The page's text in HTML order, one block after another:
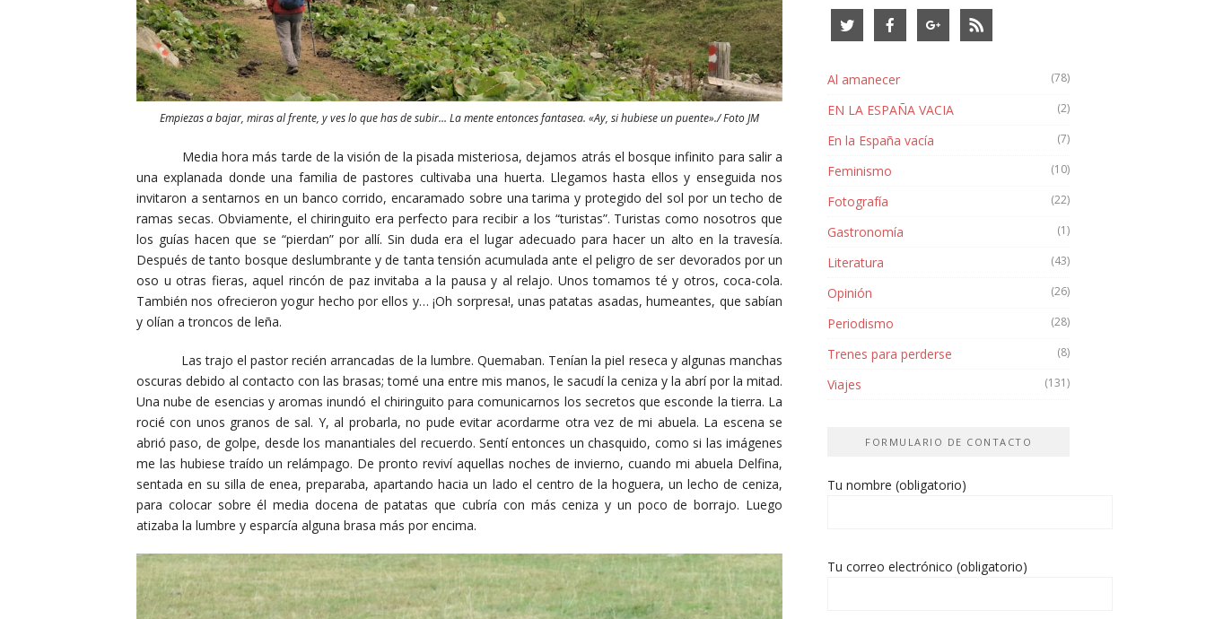
Empiezas a bajar, miras al frente, y ves lo que has de subir… La mente entonces fantasea. «Ay, si hubiese un puente»./ Foto JM
Media hora más tarde de la visión de la pisada misteriosa, dejamos atrás el bosque infinito para salir a
una explanada donde una familia de pastores cultivaba una huerta. Llegamos hasta ellos y enseguida nos
invitaron a sentarnos en un banco corrido, encaramado sobre una tarima y protegido del sol por un techo de
ramas secas. Obviamente, el chiringuito era perfecto para recibir a los “turistas”. Turistas como nosotros que
los guías hacen que se “pierdan” por allí. Sin duda era el lugar adecuado para hacer un alto en la travesía.
Después de tanto bosque deslumbrante y de tanta tensión acumulada ante el peligro de ser devorados por un
oso u otras fieras, aquel rincón de paz invitaba a la pausa y al relajo. Unos tomamos té y otros, coca-cola.
También nos ofrecieron yogur hecho por ellos y… ¡Oh sorpresa!, unas patatas asadas, humeantes, que sabían
y olían a troncos de leña.
Las trajo el pastor recién arrancadas de la lumbre. Quemaban. Tenían la piel reseca y algunas manchas
oscuras debido al contacto con las brasas; tomé una entre mis manos, le sacudí la ceniza y la abrí por la mitad.
Una nube de esencias y aromas inundó el chiringuito para comunicarnos los secretos que esconde la tierra. La
rocié con unos granos de sal. Y, al probarla, no pude evitar acordarme otra vez de mi abuela. La escena se
abrió paso, de golpe, desde los manantiales del recuerdo. Sentí entonces un chasquido, como si las imágenes
me las hubiese traído un relámpago. De pronto reviví aquellas noches de invierno, cuando mi abuela Delfina,
sentada en su silla de enea, preparaba, apartando hacia un lado el centro de la hoguera, un lecho de ceniza,
para colocar sobre él media docena de patatas que cubría con más ceniza y un poco de borrajo. Luego
atizaba la lumbre y esparcía alguna brasa más por encima.
Al amanecer (78)
EN LA ESPAÑA VACIA (2)
En la España vacía (7)
Feminismo (10)
Fotografía (22)
Gastronomía (1)
Literatura (43)
Opinión (26)
Periodismo (28)
Trenes para perderse (8)
Viajes (131)
FORMULARIO DE CONTACTO
Tu nombre (obligatorio)
Tu correo electrónico (obligatorio)